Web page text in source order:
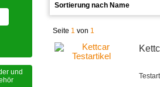
Seite 1 von 1
und